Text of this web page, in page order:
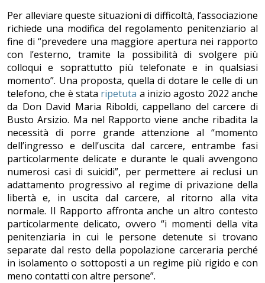
Per alleviare queste situazioni di difficoltà, l’associazione
richiede una modifica del regolamento penitenziario al
fine di “prevedere una maggiore apertura nei rapporto
con l’esterno, tramite la possibilità di svolgere più
colloqui e soprattutto più telefonate e in qualsiasi
momento”. Una proposta, quella di dotare le celle di un
telefono, che è stata ripetuta a inizio agosto 2022 anche
da Don David Maria Riboldi, cappellano del carcere di
Busto Arsizio. Ma nel Rapporto viene anche ribadita la
necessità di porre grande attenzione al “momento
dell’ingresso e dell’uscita dal carcere, entrambe fasi
particolarmente delicate e durante le quali avvengono
numerosi casi di suicidi”, per permettere ai reclusi un
adattamento progressivo al regime di privazione della
libertà e, in uscita dal carcere, al ritorno alla vita
normale. Il Rapporto affronta anche un altro contesto
particolarmente delicato, ovvero “i momenti della vita
penitenziaria in cui le persone detenute si trovano
separate dal resto della popolazione carceraria perché
in isolamento o sottoposti a un regime più rigido e con
meno contatti con altre persone”.